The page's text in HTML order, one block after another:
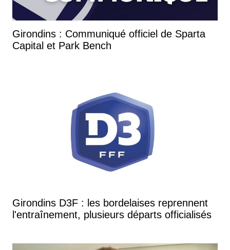
Girondins : Communiqué officiel de Sparta
Capital et Park Bench
Girondins D3F : les bordelaises reprennent
l'entraînement, plusieurs départs officialisés